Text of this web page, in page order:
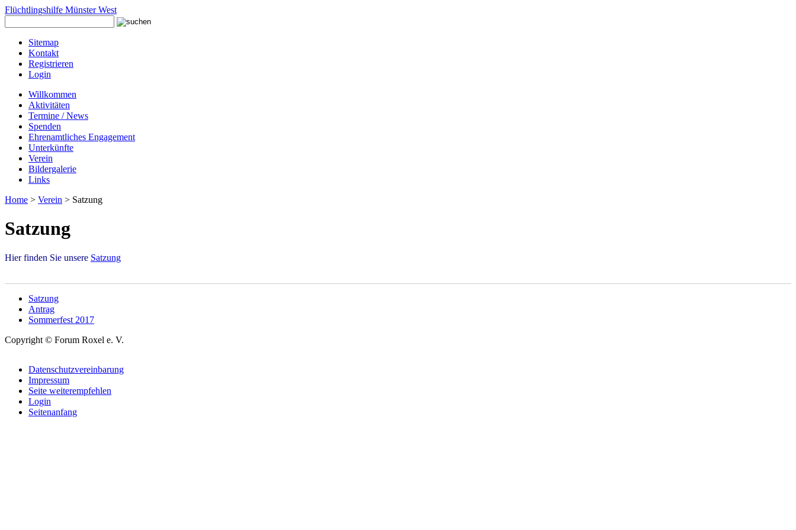
Flüchtlingshilfe Münster West
Sitemap
Kontakt
Registrieren
Login
Willkommen
Aktivitäten
Termine / News
Spenden
Ehrenamtliches Engagement
Unterkünfte
Verein
Bildergalerie
Links
Home > Verein > Satzung
Satzung
Hier finden Sie unsere Satzung
Satzung
Antrag
Sommerfest 2017
Copyright © Forum Roxel e. V.
Datenschutzvereinbarung
Impressum
Seite weiterempfehlen
Login
Seitenanfang